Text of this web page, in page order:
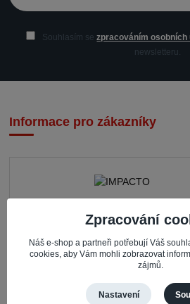
Souhlasím sezpracováním osobních
newsletteru.
Informace pro zákazníky
IMPACTO – Ingrid Kaczorová
Nerudova 468
735 81 Bohumín – Nový Bohumín
Česká republika
Zpracování
Náš e-shop a partneři potřebují Váš
cookies, aby Vám mohli zobrazovat
zájmů.
Nastavení